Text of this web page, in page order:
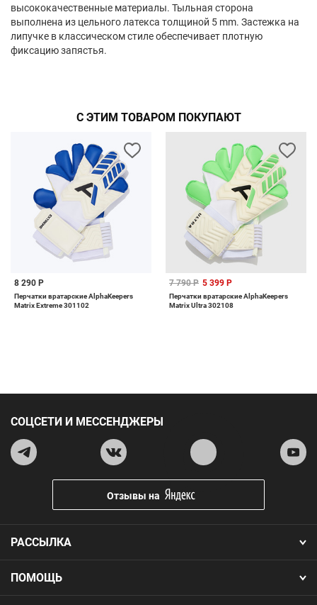
высококачественные материалы. Тыльная сторона
выполнена из цельного латекса толщиной 5 mm. Застежка на
липучке в классическом стиле обеспечивает плотную
фиксацию запястья.
С ЭТИМ ТОВАРОМ ПОКУПАЮТ
8 290 Р
Перчатки вратарские AlphaKeepers
Matrix Extreme 301102
7 790 Р 5 399 Р
Перчатки вратарские AlphaKeepers
Matrix Ultra 302108
ПОМОЩЬ
РАССЫЛКА
СОЦСЕТИ И МЕССЕНДЖЕРЫ
Отзывы на